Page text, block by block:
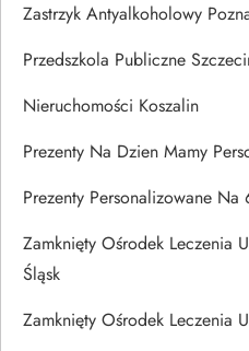
Zastrzyk Antyalkoholowy
Przedszkola Publiczne
Nieruchomości Koszalin
Prezenty Na Dzien Mamy
Prezenty Personalizowane
Zamknięty Ośrodek Leczenia
Śląsk
Zamknięty Ośrodek Leczenia